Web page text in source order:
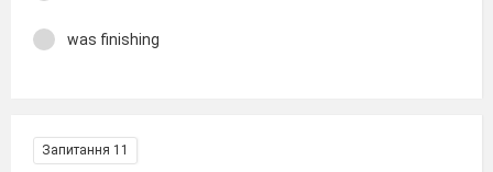
was finishing
Запитання 11